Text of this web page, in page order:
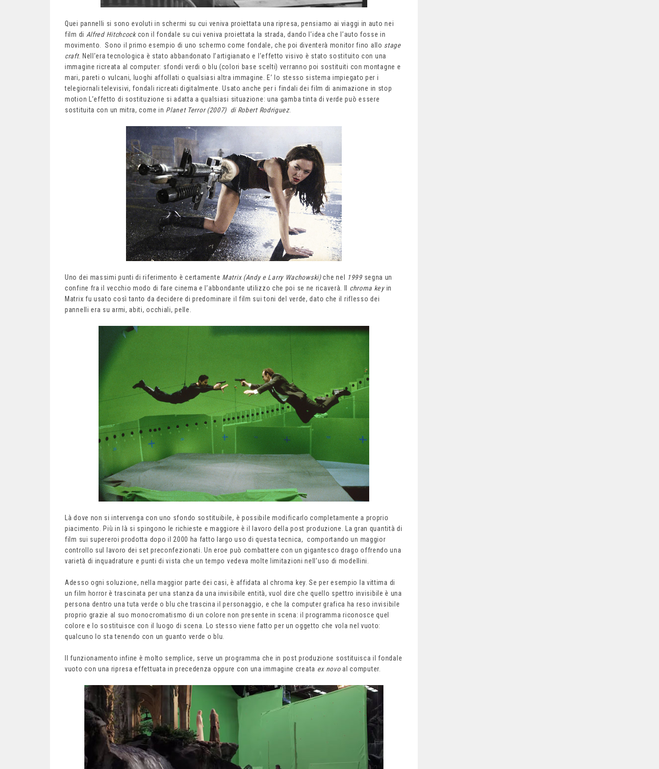
Quei pannelli si sono evoluti in schermi su cui veniva proiettata una ripresa, pensiamo ai viaggi in auto nei
film di Alfred Hitchcockcon il fondale su cui veniva proiettata la strada, dando l’idea che l’auto fosse in
movimento. Sono il primo esempio di uno schermo come fondale, che poi diventerà monitor fino allo stage
craft. Nell’era tecnologica è stato abbandonato l’artigianato e l’effetto visivo è stato sostituito con una
immagine ricreata al computer: sfondi verdi o blu (colori base scelti) verranno poi sostituiti con montagne e
mari, pareti o vulcani, luoghi affollati o qualsiasi altra immagine. E’ lo stesso sistema impiegato per i
telegiornali televisivi, fondali ricreati digitalmente. Usato anche per i findali dei film di animazione in stop
motion L’effetto di sostituzione si adatta a qualsiasi situazione: una gamba tinta di verde può essere
sostituita con un mitra, come in Planet Terror (2007) di Robert Rodriguez.
Uno dei massimi punti di riferimento è certamente Matrix (Andy e Larry Wachowski)che nel 1999 segna un
confine fra il vecchio modo di fare cinema e l’abbondante utilizzo che poi se ne ricaverà. Il chroma keyin
Matrix fu usato così tanto da decidere di predominare il film sui toni del verde, dato che il riflesso dei
pannelli era su armi, abiti, occhiali, pelle.
Là dove non si intervenga con uno sfondo sostituibile, è possibile modificarlo completamente a proprio
piacimento. Più in là si spingono le richieste e maggiore è il lavoro della post produzione. La gran quantità di
film sui supereroi prodotta dopo il 2000 ha fatto largo uso di questa tecnica, comportando un maggior
controllo sul lavoro dei set preconfezionati. Un eroe può combattere con un gigantesco drago offrendo una
varietà di inquadrature e punti di vista che un tempo vedeva molte limitazioni nell’uso di modellini.
Adesso ogni soluzione, nella maggior parte dei casi, è affidata al chroma key. Se per esempio la vittima di
un film horror è trascinata per una stanza da una invisibile entità, vuol dire che quello spettro invisibile è una
persona dentro una tuta verde o blu che trascina il personaggio, e che la computer grafica ha reso invisibile
proprio grazie al suo monocromatismo di un colore non presente in scena: il programma riconosce quel
colore e lo sostituisce con il luogo di scena. Lo stesso viene fatto per un oggetto che vola nel vuoto:
qualcuno lo sta tenendo con un guanto verde o blu.
Il funzionamento infine è molto semplice, serve un programma che in post produzione sostituisca il fondale
vuoto con una ripresa effettuata in precedenza oppure con una immagine creata ex novoal computer.